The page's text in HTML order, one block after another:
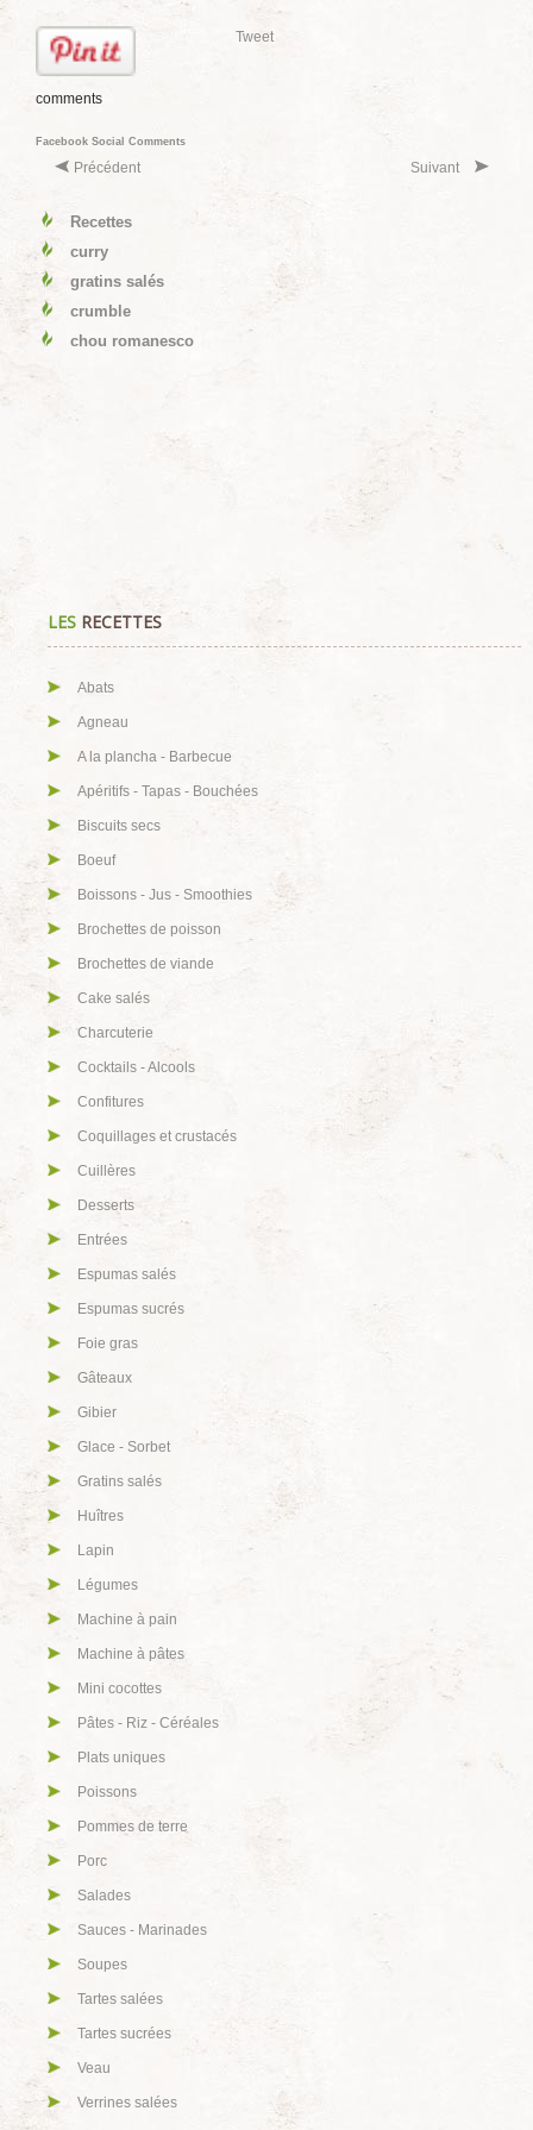
Tweet
comments
Facebook Social Comments
Précédent Suivant
Recettes
curry
gratins salés
crumble
chou romanesco
LES RECETTES
Abats
Agneau
A la plancha - Barbecue
Apéritifs - Tapas - Bouchées
Biscuits secs
Boeuf
Boissons - Jus - Smoothies
Brochettes de poisson
Brochettes de viande
Cake salés
Charcuterie
Cocktails - Alcools
Confitures
Coquillages et crustacés
Cuillères
Desserts
Entrées
Espumas salés
Espumas sucrés
Foie gras
Gâteaux
Gibier
Glace - Sorbet
Gratins salés
Huîtres
Lapin
Légumes
Machine à pain
Machine à pâtes
Mini cocottes
Pâtes - Riz - Céréales
Plats uniques
Poissons
Pommes de terre
Porc
Salades
Sauces - Marinades
Soupes
Tartes salées
Tartes sucrées
Veau
Verrines salées